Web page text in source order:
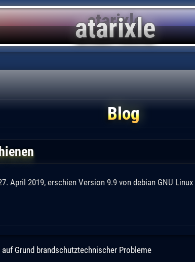
Blog
April 2019, erschien Version 9.9 von debian GNU
Grund brandschutztechnischer Probleme